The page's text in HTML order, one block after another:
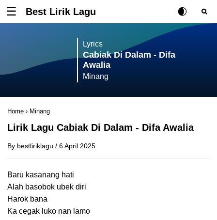
Tombol untuk membuka atau menutup menu
Best Lirik Lagu Rubah Posisi
Tombol
Lyrics
Cabiak Di Dalam - Difa
Awalia
Minang
Home › Minang
Lirik Lagu Cabiak Di Dalam - Difa Awalia
By bestliriklagu / 6 April 2025
Baru kasanang hati
Alah basobok ubek diri
Harok bana
Ka cegak luko nan lamo